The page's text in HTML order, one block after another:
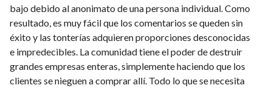
bajo debido al anonimato de una persona individual. Como
resultado, es muy fácil que los comentarios se queden sin
éxito y las tonterías adquieren proporciones desconocidas
e impredecibles. La comunidad tiene el poder de destruir
grandes empresas enteras, simplemente haciendo que los
clientes se nieguen a comprar allí. Todo lo que se necesita